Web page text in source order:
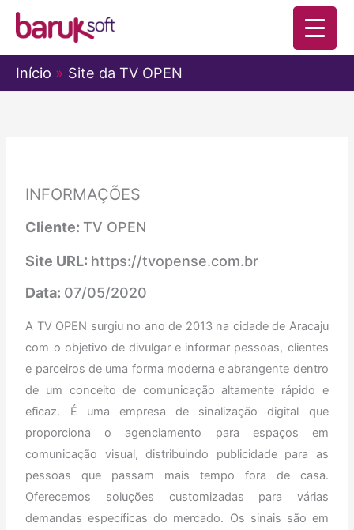
para
o
conteúdo
Início Site da TV OPEN
INFORMAÇÕES
Cliente:TV OPEN
Site URL: https://tvopense.com.br
Data: 07/05/2020
A TV OPEN surgiu no ano de 2013 na cidade de Aracaju
com o objetivo de divulgar e informar pessoas, clientes
e parceiros de uma forma moderna e abrangente dentro
de um conceito de comunicação altamente rápido e
eficaz. É uma empresa de sinalização digital que
proporciona o agenciamento para espaços em
comunicação visual, distribuindo publicidade para as
pessoas que passam mais tempo fora de casa.
Oferecemos soluções customizadas para várias
demandas específicas do mercado. Os sinais são em